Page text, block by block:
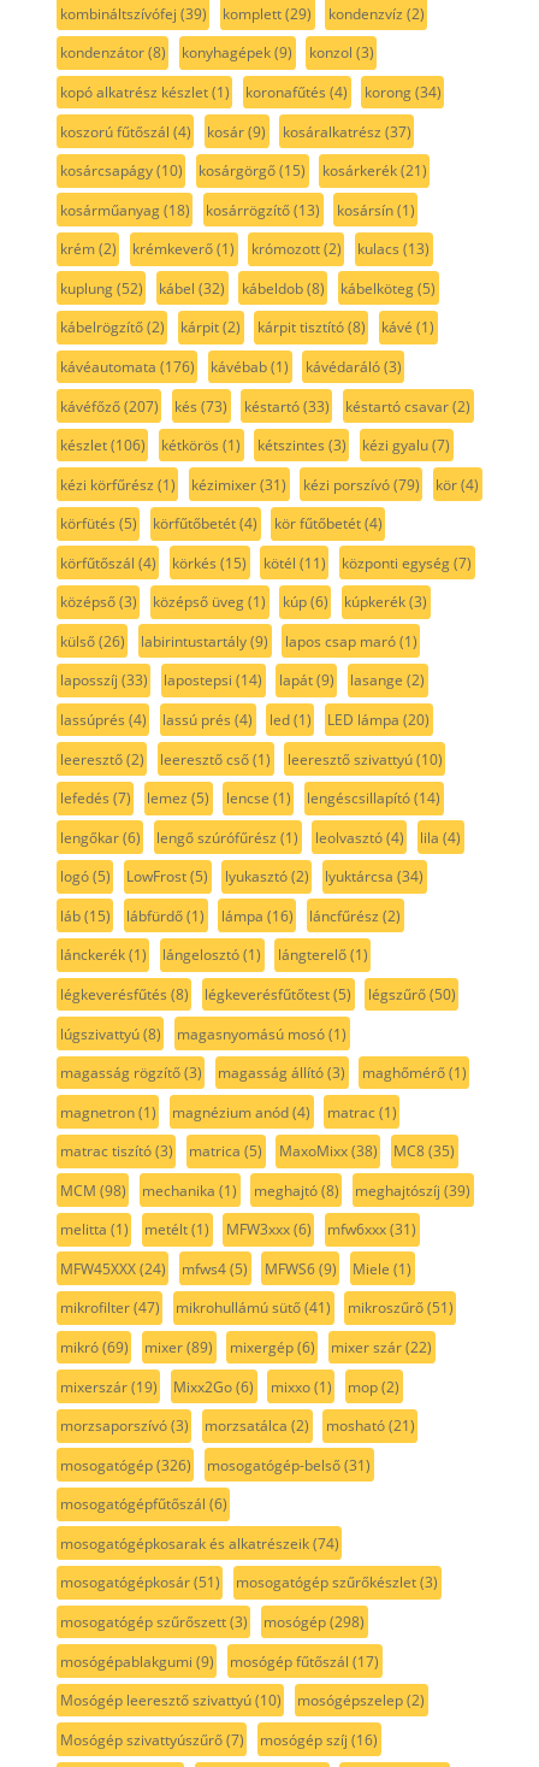
kombináltszívófej (39) komplett(29) kondenzvíz (2)
kondenzátor(8) konyhagépek(9) konzol (3)
kopó alkatrész készlet(1) koronafűtés (4) korong(34)
koszorú fűtőszál (4) kosár(9) kosáralkatrész (37)
kosárcsapágy(10) kosárgörgő(15) kosárkerék(21)
kosárműanyag(18) kosárrögzítő(13) kosársín(1)
krém(2) krémkeverő(1) krómozott(2) kulacs (13)
kuplung(52) kábel (32) kábeldob(8) kábelköteg(5)
kábelrögzítő(2) kárpit(2) kárpit tisztító(8) kávé (1)
kávéautomata (176) kávébab(1) kávédaráló(3)
kávéfőző(207) kés (73) késtartó(33) késtartó csavar(2)
készlet(106) kétkörös (1) kétszintes (3) kézi gyalu(7)
kézi körfűrész (1) kézimixer(31) kézi porszívó(79) kör(4)
körfütés (5) körfűtőbetét(4) kör fűtőbetét(4)
körfűtőszál (4) körkés (15) kötél (11) központi egység(7)
középső(3) középső üveg(1) kúp(6) kúpkerék(3)
külső(26) labirintustartály(9) lapos csap maró(1)
laposszíj (33) lapostepsi (14) lapát(9) lasange (2)
lassúprés (4) lassú prés (4) led(1) LED lámpa (20)
leeresztő(2) leeresztő cső(1) leeresztő szivattyú(10)
lefedés (7) lemez (5) lencse (1) lengéscsillapító(14)
lengőkar(6) lengő szúrófűrész (1) leolvasztó(4) lila (4)
logó(5) LowFrost(5) lyukasztó(2) lyuktárcsa (34)
láb(15) lábfürdő(1) lámpa (16) láncfűrész (2)
lánckerék(1) lángelosztó(1) lángterelő(1)
légkeverésfűtés (8) légkeverésfűtőtest(5) légszűrő(50)
lúgszivattyú(8) magasnyomású mosó(1)
magasság rögzítő(3) magasság állító(3) maghőmérő(1)
magnetron(1) magnézium anód(4) matrac(1)
matrac tiszító(3) matrica (5) MaxoMixx(38) MC8(35)
MCM (98) mechanika (1) meghajtó(8) meghajtószíj (39)
melitta (1) metélt(1) MFW3xxx(6) mfw6xxx(31)
MFW45XXX(24) mfws4(5) MFWS6(9) Miele (1)
mikrofilter(47) mikrohullámú sütő(41) mikroszűrő(51)
mikró(69) mixer(89) mixergép(6) mixer szár(22)
mixerszár(19) Mixx2Go(6) mixxo(1) mop(2)
morzsaporszívó(3) morzsatálca (2) mosható(21)
mosogatógép(326) mosogatógép-belső(31)
mosogatógépfűtőszál (6)
mosogatógépkosarak és alkatrészeik(74)
mosogatógépkosár(51) mosogatógép szűrőkészlet(3)
mosogatógép szűrőszett(3) mosógép(298)
mosógépablakgumi (9) mosógép fűtőszál (17)
Mosógép leeresztő szivattyú(10) mosógépszelep(2)
Mosógép szivattyúszűrő(7) mosógép szíj (16)